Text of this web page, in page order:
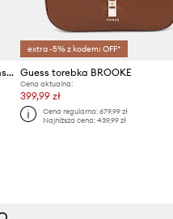
Guess torebka shopper damska zamszowa ANITHA
extra -5% z kodem: OFF*
Guess torebka BROOKE
Cena aktualna:
399,99 zł
Cena regularna: 679,99 zł
Najniższa cena: 439,99 zł